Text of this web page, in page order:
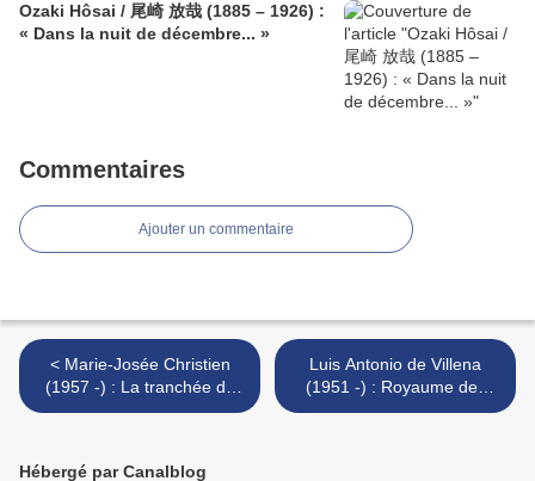
Ozaki Hôsai / 尾崎 放哉 (1885 – 1926) :
« Dans la nuit de décembre... »
Commentaires
Ajouter un commentaire
< Marie-Josée Christien
(1957 -) : La tranchée de
Glomel
Luis Antonio de Villena
(1951 -) : Royaume des
Taifas / Reinos de Taifas >
Hébergé par Canalblog